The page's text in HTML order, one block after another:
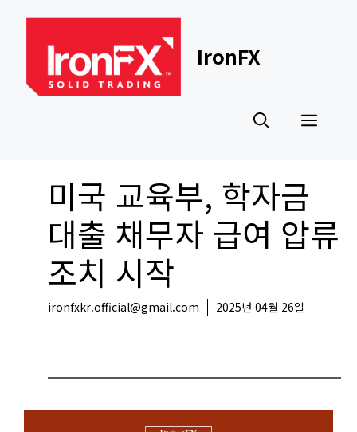
content
IronFX
미국 교육부, 학자금
대출 채무자 급여 압류
조치 시작
ironfxkr.official@gmail.com 2025년 04월 26일